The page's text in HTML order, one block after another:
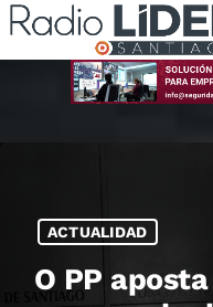
ACTUALIDAD
O PP